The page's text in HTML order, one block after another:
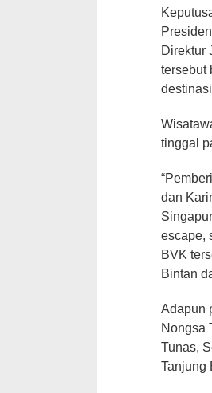
tеrѕеbut
tіnggаl
dаn
escape,
BVK
Bintan
Adарun
Nоngѕа
Tunаѕ,
Tanjung